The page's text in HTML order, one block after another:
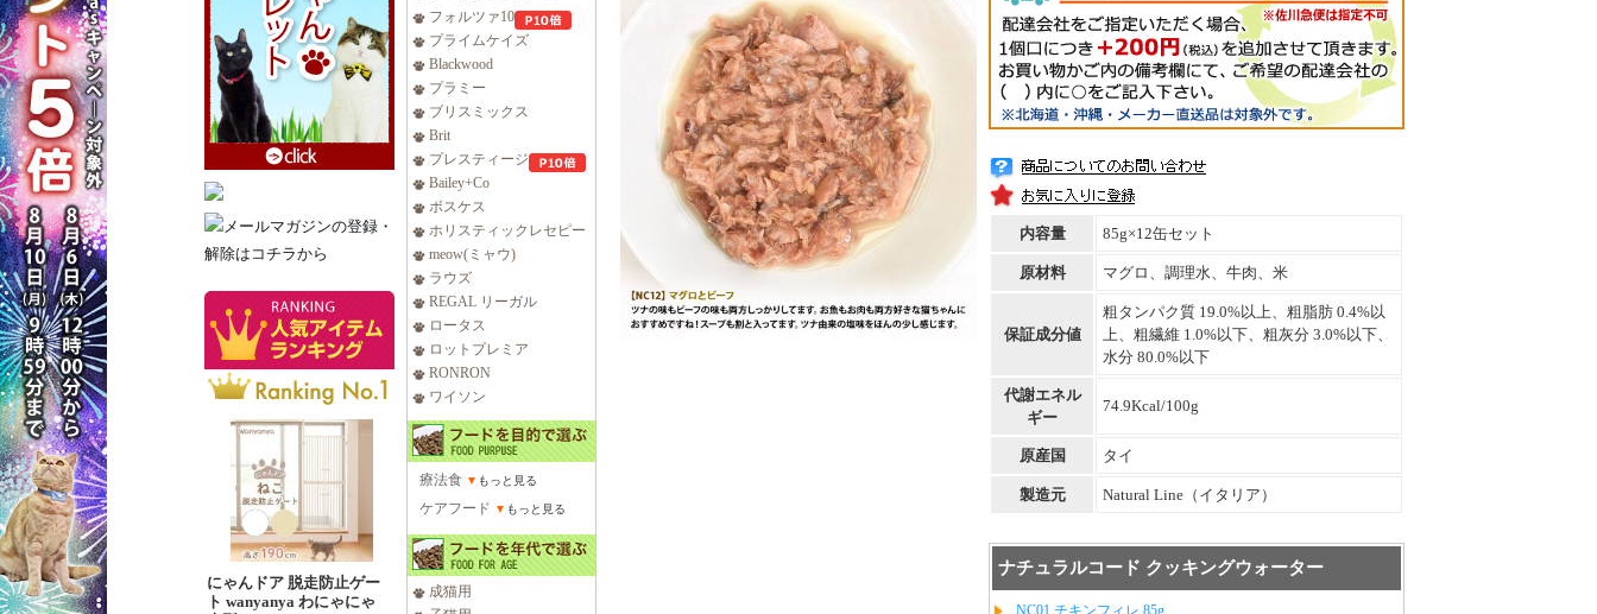
にゃんドア 脱走防止ゲー
ト wanyanya わにゃにゃ
フォルツァ10
プライムケイズ
Blackwood
プラミー
ブリスミックス
Brit
プレスティージ
Bailey+Co
ボスケス
ホリスティックレセピー
meow(ミャウ)
ラウズ
REGAL リーガル
ロータス
ロットプレミア
RONRON
ワイソン
療法食 ▼ もっと見る
ケアフード ▼ もっと見る
成猫用
内容量 85g×12缶セット
原材料 マグロ、調理水、牛肉、米
保証成分値
粗タンパク質 19.0%以上、粗脂肪 0.4%以
上、粗繊維 1.0%以下、粗灰分 3.0%以下、
水分 80.0%以下
代謝エネル
ギー
74.9Kcal/100g
原産国 タイ
製造元 Natural Line（イタリア）
ナチュラルコード クッキングウォーター